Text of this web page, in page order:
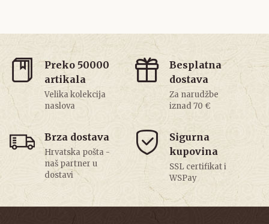
Preko 50000
artikala
Velika kolekcija
naslova
Besplatna
dostava
Za narudžbe
iznad 70 €
Brza dostava
Hrvatska pošta -
naš partner u
dostavi
Sigurna
kupovina
SSL certifikat i
WSPay